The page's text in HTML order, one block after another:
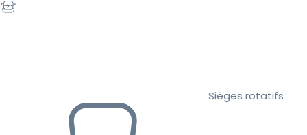
Sièges rotatifs